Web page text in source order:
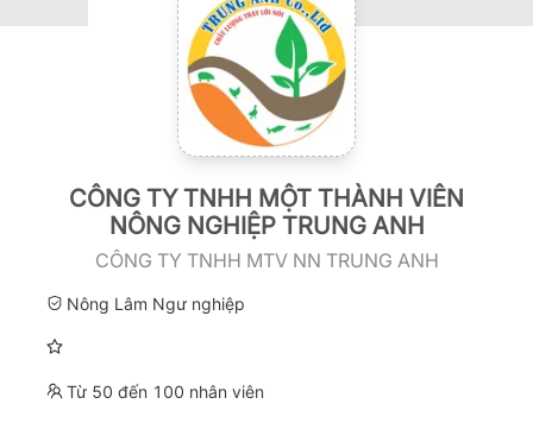
CÔNG TY TNHH MỘT THÀNH VIÊN
NÔNG NGHIỆP TRUNG ANH
CÔNG TY TNHH MTV NN TRUNG ANH
Nông Lâm Ngư nghiệp
Từ 50 đến 100 nhân viên